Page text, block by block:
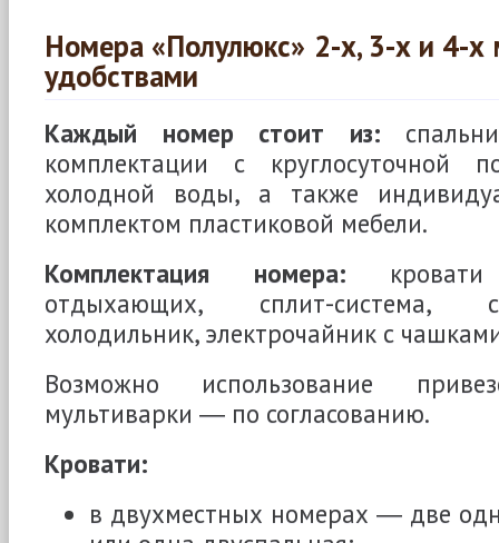
Номера «Полулюкс» 2-х, 3-х и 4-х
удобствами
Каждый номер стоит из:
комплектации с круглосуточной
холодной воды, а также
комплектом пластиковой мебели.
Комплектация номера: кровати
отдыхающих, сплит-система,
холодильник, электрочайник с
Возможно использование
мультиварки ― по согласованию.
Кровати:
в двухместных номерах ― две